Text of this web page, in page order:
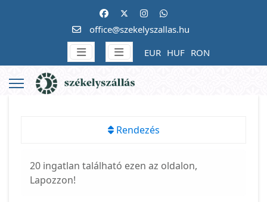
office@szekelyszallas.hu
EUR HUF RON
Rendezés
20 ingatlan található ezen az oldalon,
Lapozzon!